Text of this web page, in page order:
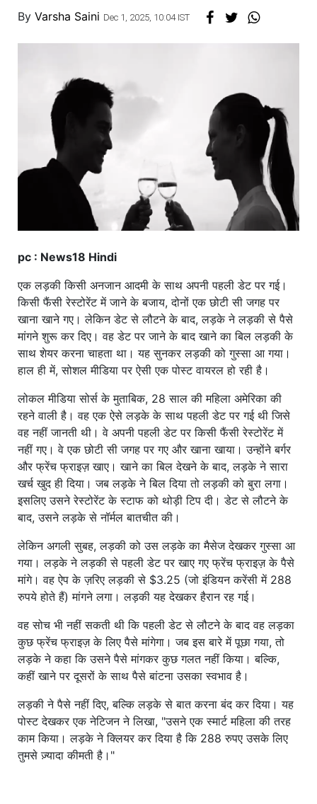
By Varsha Saini Dec 1, 2025, 10:04 IST
pc : News18 Hindi
एक लड़की किसी अनजान आदमी के साथ अपनी पहली डेट पर गई।
किसी फैंसी रेस्टोरेंट में जाने के बजाय, दोनों एक छोटी सी जगह पर
खाना खाने गए। लेकिन डेट से लौटने के बाद, लड़के ने लड़की से पैसे
मांगने शुरू कर दिए। वह डेट पर जाने के बाद खाने का बिल लड़की के
साथ शेयर करना चाहता था। यह सुनकर लड़की को गुस्सा आ गया।
हाल ही में, सोशल मीडिया पर ऐसी एक पोस्ट वायरल हो रही है।
लोकल मीडिया सोर्स के मुताबिक, 28 साल की महिला अमेरिका की
रहने वाली है। वह एक ऐसे लड़के के साथ पहली डेट पर गई थी जिसे
वह नहीं जानती थी। वे अपनी पहली डेट पर किसी फैंसी रेस्टोरेंट में
नहीं गए। वे एक छोटी सी जगह पर गए और खाना खाया। उन्होंने बर्गर
और फ्रेंच फ्राइज़ खाए। खाने का बिल देखने के बाद, लड़के ने सारा
खर्च खुद ही दिया। जब लड़के ने बिल दिया तो लड़की को बुरा लगा।
इसलिए उसने रेस्टोरेंट के स्टाफ को थोड़ी टिप दी। डेट से लौटने के
बाद, उसने लड़के से नॉर्मल बातचीत की।
लेकिन अगली सुबह, लड़की को उस लड़के का मैसेज देखकर गुस्सा आ
गया। लड़के ने लड़की से पहली डेट पर खाए गए फ्रेंच फ्राइज़ के पैसे
मांगे। वह ऐप के ज़रिए लड़की से $3.25 (जो इंडियन करेंसी में 288
रुपये होते हैं) मांगने लगा। लड़की यह देखकर हैरान रह गई।
वह सोच भी नहीं सकती थी कि पहली डेट से लौटने के बाद वह लड़का
कुछ फ्रेंच फ्राइज़ के लिए पैसे मांगेगा। जब इस बारे में पूछा गया, तो
लड़के ने कहा कि उसने पैसे मांगकर कुछ गलत नहीं किया। बल्कि,
कहीं खाने पर दूसरों के साथ पैसे बांटना उसका स्वभाव है।
लड़की ने पैसे नहीं दिए, बल्कि लड़के से बात करना बंद कर दिया। यह
पोस्ट देखकर एक नेटिजन ने लिखा, "उसने एक स्मार्ट महिला की तरह
काम किया। लड़के ने क्लियर कर दिया है कि 288 रुपए उसके लिए
तुमसे ज़्यादा कीमती है।"